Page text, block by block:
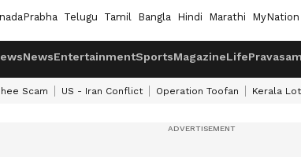
Telugu Tamil Bangla Hindi Marathi MyNation
NewsEntertainmentSportsMagazineLifePravasam
Scam US - Iran Conflict Operation Toofan Kerala